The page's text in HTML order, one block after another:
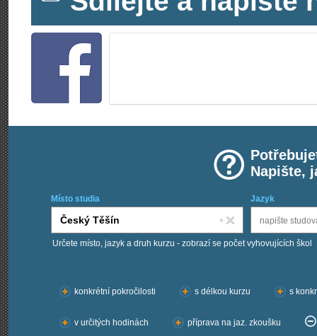
Napište,
Místo studia Jazyk
Určete místo, jazyk a druh kurzu - zobrazí se počet vyhovujících škol
konkrétní pokročilosti
s délkou kurzu s
v určitých hodinách příprava na jaz. zkoušku